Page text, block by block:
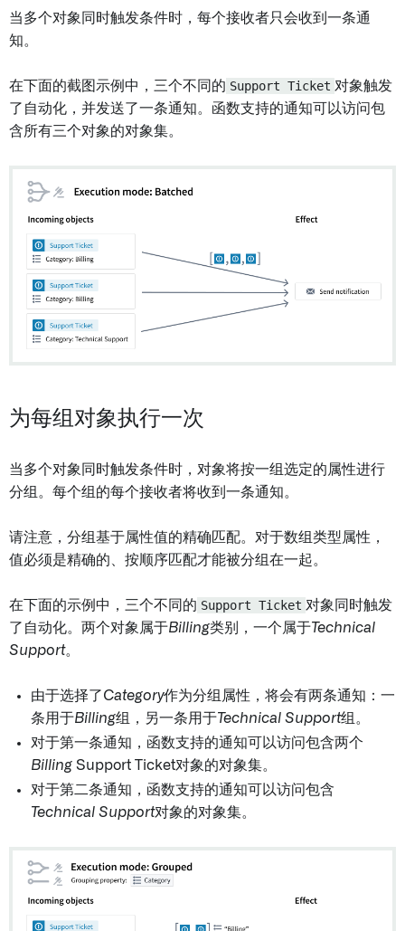
当多个对象同时触发条件时，每个接收者只会收到一条通
知。
在下面的截图示例中，三个不同的 Support Ticket 对象触发
了自动化，并发送了一条通知。函数支持的通知可以访问包
含所有三个对象的对象集。
为每组对象执行一次
当多个对象同时触发条件时，对象将按一组选定的属性进行
分组。每个组的每个接收者将收到一条通知。
请注意，分组基于属性值的精确匹配。对于数组类型属性，
值必须是精确的、按顺序匹配才能被分组在一起。
在下面的示例中，三个不同的 Support Ticket 对象同时触发
了自动化。两个对象属于Billing类别，一个属于Technical
Support。
由于选择了Category作为分组属性，将会有两条通知：一
条用于Billing组，另一条用于Technical Support组。
对于第一条通知，函数支持的通知可以访问包含两个
Billing Support Ticket对象的对象集。
对于第二条通知，函数支持的通知可以访问包含
Technical Support对象的对象集。